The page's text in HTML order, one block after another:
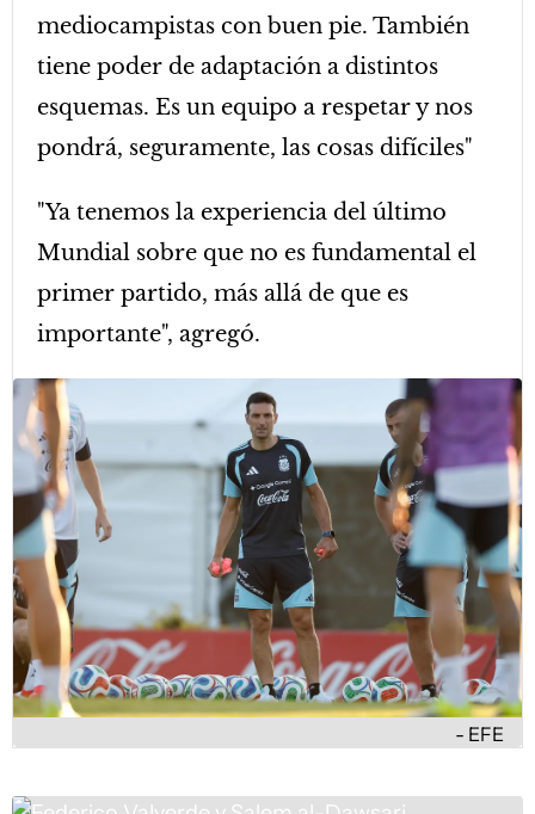
mediocampistas con buen pie. También
tiene poder de adaptación a distintos
esquemas. Es un equipo a respetar y nos
pondrá, seguramente, las cosas difíciles"
"Ya tenemos la experiencia del último
Mundial sobre que no es fundamental el
primer partido, más allá de que es
importante", agregó.
EFE